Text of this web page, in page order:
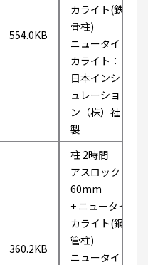
554.0KB
カライト(鉄
骨柱)
ニュータイ
カライト：
日本インシ
ュレーショ
ン（株）社
製
360.2KB
柱 2時間
アスロック
60mm
+ ニュータイ
カライト(鋼
管柱)
ニュータイ